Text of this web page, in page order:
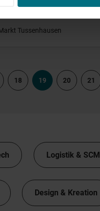
w/d)
Tussenhausen
18 19 20 21
Logistik & SCM
Design & Kreation